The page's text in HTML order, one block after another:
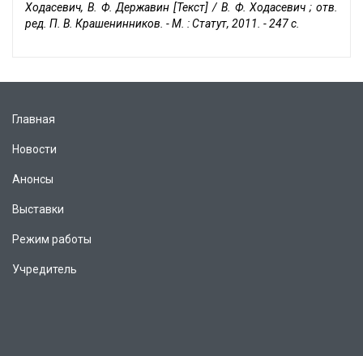
Ходасевич, В. Ф. Державин [Текст] / В. Ф. Ходасевич ; отв.
ред. П. В. Крашенинников. - М. : Статут, 2011. - 247 с.
Главная
Новости
Анонсы
Выставки
Режим работы
Учредитель